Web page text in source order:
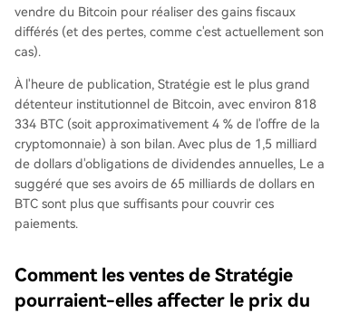
vendre du Bitcoin pour réaliser des gains fiscaux
différés (et des pertes, comme c'est actuellement son
cas).
À l'heure de publication, Stratégie est le plus grand
détenteur institutionnel de Bitcoin, avec environ 818
334 BTC (soit approximativement 4 % de l'offre de la
cryptomonnaie) à son bilan. Avec plus de 1,5 milliard
de dollars d'obligations de dividendes annuelles, Le a
suggéré que ses avoirs de 65 milliards de dollars en
BTC sont plus que suffisants pour couvrir ces
paiements.
Comment les ventes de Stratégie
pourraient-elles affecter le prix du